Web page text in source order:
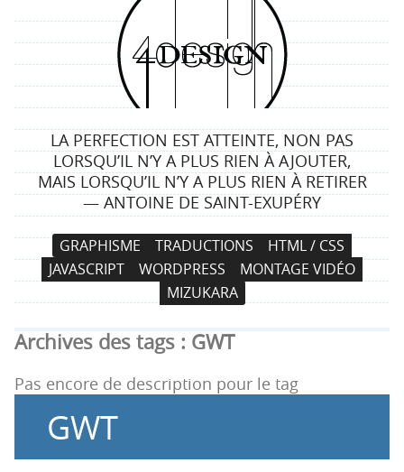
4
d
e
s
i
g
n
LA PERFECTION EST ATTEINTE, NON PAS
LORSQU’IL N’Y A PLUS RIEN À AJOUTER,
MAIS LORSQU’IL N’Y A PLUS RIEN À RETIRER
— ANTOINE DE SAINT-EXUPÉRY
N
a
v
i
g
a
t
i
p
A
l
l
e
r
a
u
c
t
GRAPHISME TRADUCTIONS
HTML / CSS
JAVASCRIPT
WORDPRESS
MONTAGE VIDÉO
MIZUKARA
Archives des tags : GWT
Pas encore de description pour le tag
GWT